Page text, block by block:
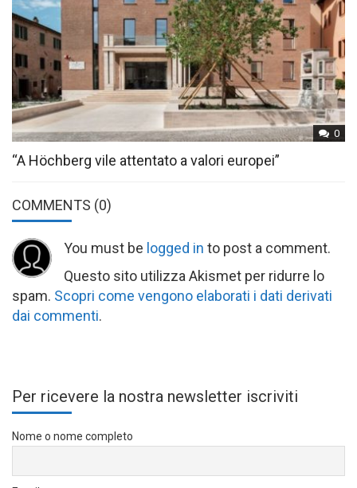
0
“A Höchberg vile attentato a valori europei”
COMMENTS (0)
You must be logged in to post a comment.
Questo sito utilizza Akismet per ridurre lo
spam. Scopri come vengono elaborati i dati derivati
dai commenti.
Per ricevere la nostra newsletter iscriviti
Nome o nome completo